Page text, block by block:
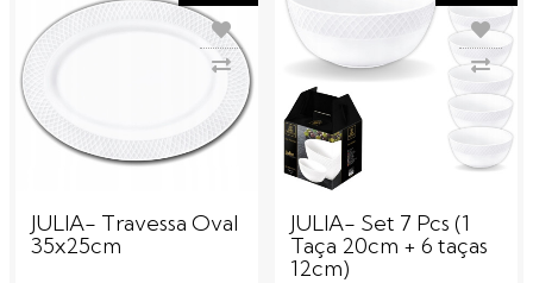
JULIA- Travessa Oval
35x25cm
JULIA- Set 7 Pcs (1
Taça 20cm + 6 taças
12cm)